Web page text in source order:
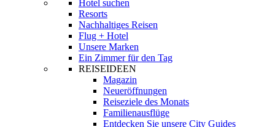
Hotel suchen
Resorts
Nachhaltiges Reisen
Flug + Hotel
Unsere Marken
Ein Zimmer für den Tag
REISEIDEEN
Magazin
Neueröffnungen
Reiseziele des Monats
Familienausflüge
Entdecken Sie unsere City Guides